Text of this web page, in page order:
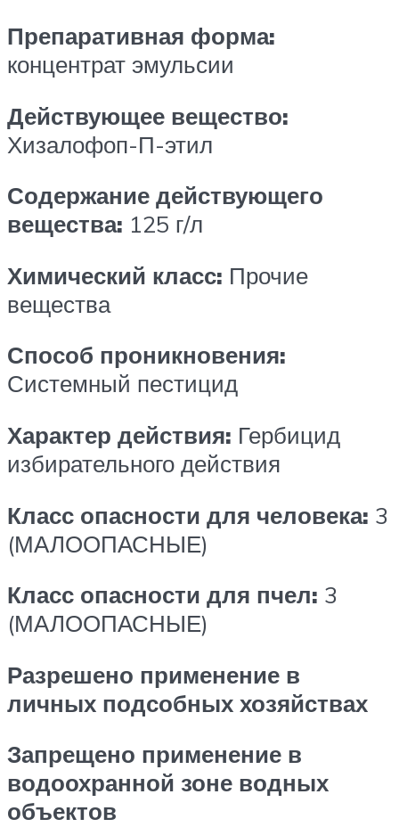
Препаративная форма:
концентрат эмульсии
Действующее вещество:
Хизалофоп-П-этил
Содержание действующего
вещества: 125 г/л
Химический класс: Прочие
вещества
Способ проникновения:
Системный пестицид
Характер действия: Гербицид
избирательного действия
Класс опасности для человека: 3
(МАЛООПАСНЫЕ)
Класс опасности для пчел: 3
(МАЛООПАСНЫЕ)
Разрешено применение в
личных подсобных хозяйствах
Запрещено применение в
водоохранной зоне водных
объектов